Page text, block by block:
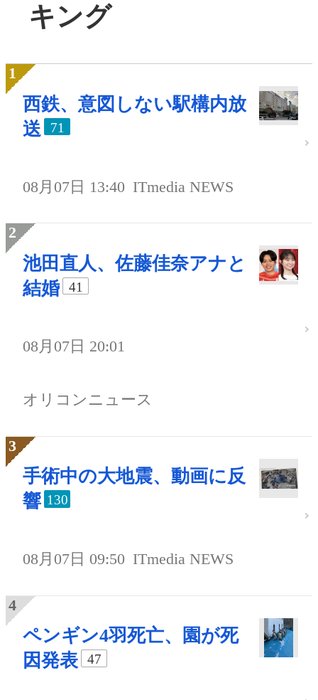
キング
西鉄、意図しない駅構内放
送
71
08月07日 13:40 ITmedia NEWS
池田直人、佐藤佳奈アナと
結婚
41
08月07日 20:01
オリコンニュース
手術中の大地震、動画に反
響 130
08月07日 09:50 ITmedia NEWS
ペンギン4羽死亡、園が死
因発表
47